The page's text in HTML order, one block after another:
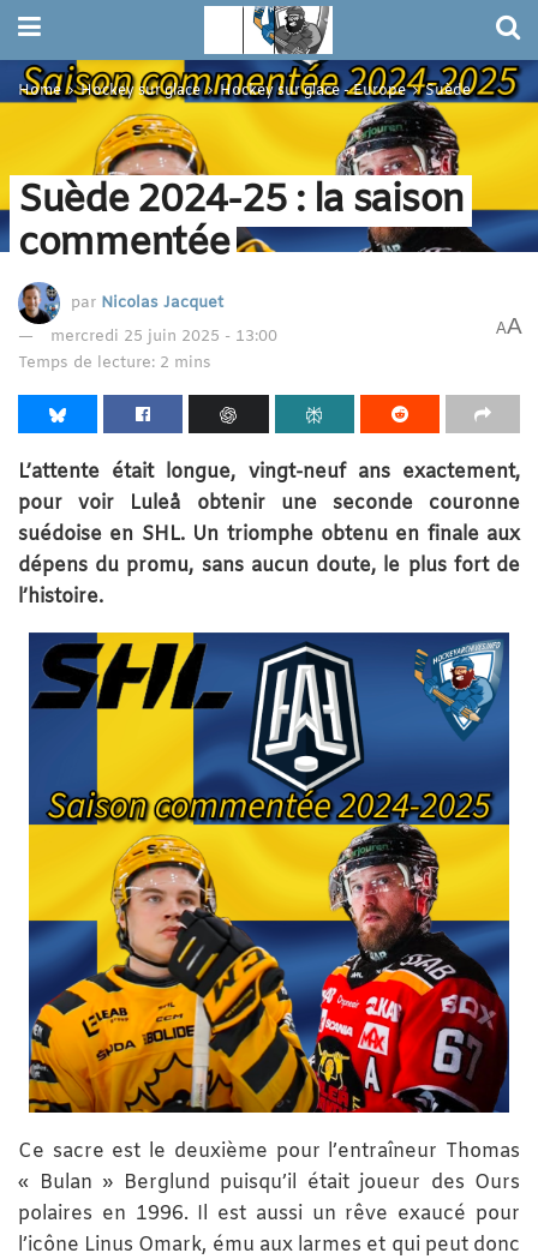
Home Hockey sur glace Hockey sur glace - Europe Suède
Suède 2024-25 : la saison
commentée
par Nicolas Jacquet
mercredi 25 juin 2025 - 13:00
Temps de lecture: 2 mins
AA
L’attente était longue, vingt-neuf ans exactement,
pour voir Luleå obtenir une seconde couronne
suédoise en SHL. Un triomphe obtenu en finale aux
dépens du promu, sans aucun doute, le plus fort de
l’histoire.
Ce sacre est le deuxième pour l’entraîneur Thomas
« Bulan » Berglund puisqu’il était joueur des Ours
polaires en 1996. Il est aussi un rêve exaucé pour
l’icône Linus Omark, ému aux larmes et qui peut donc